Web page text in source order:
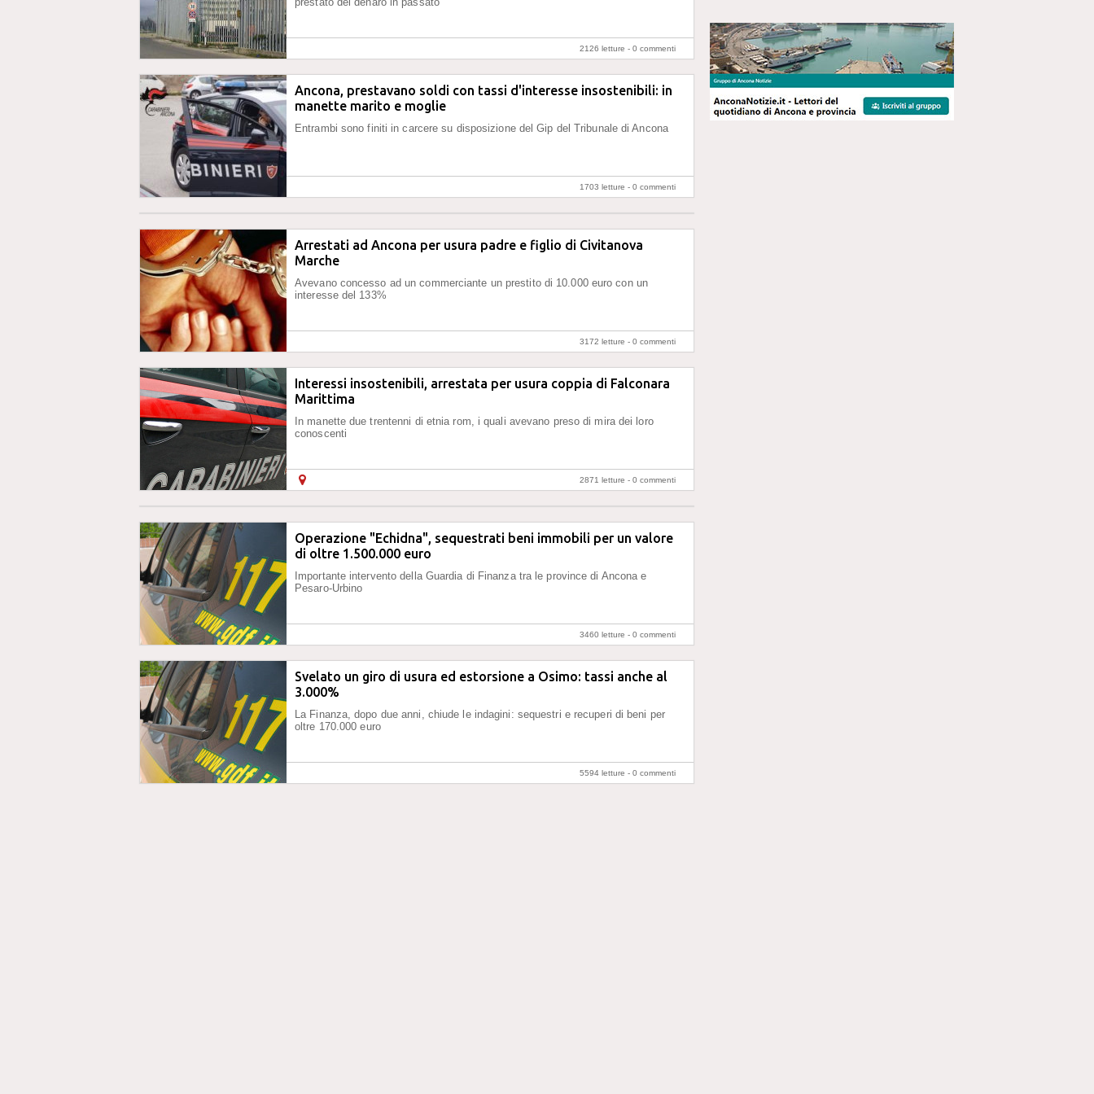
2126 letture - 0 commenti
Ancona, prestavano soldi con tassi d'interesse insostenibili: in
manette marito e moglie
Entrambi sono finiti in carcere su disposizione del Gip del Tribunale di Ancona
1703 letture - 0 commenti
Arrestati ad Ancona per usura padre e figlio di Civitanova
Marche
Avevano concesso ad un commerciante un prestito di 10.000 euro con un
interesse del 133%
3172 letture - 0 commenti
Interessi insostenibili, arrestata per usura coppia di Falconara
Marittima
In manette due trentenni di etnia rom, i quali avevano preso di mira dei loro
conoscenti
2871 letture - 0 commenti
Operazione "Echidna", sequestrati beni immobili per un valore
di oltre 1.500.000 euro
Importante intervento della Guardia di Finanza tra le province di Ancona e
Pesaro-Urbino
3460 letture - 0 commenti
Svelato un giro di usura ed estorsione a Osimo: tassi anche al
3.000%
La Finanza, dopo due anni, chiude le indagini: sequestri e recuperi di beni per
oltre 170.000 euro
5594 letture - 0 commenti